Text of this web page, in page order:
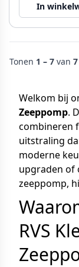
In
Tonen 1 – 7 van 7
Welkom bij
Zeeppomp.
combineren
uitstraling
moderne
upgraden of
zeeppomp,
RVS